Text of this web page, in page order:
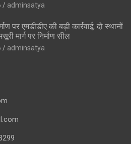
adminsatya
पर एमडीडीए की बड़ी कार्रवाई, दो स्थानों
मार्ग पर निर्माण सील
adminsatya